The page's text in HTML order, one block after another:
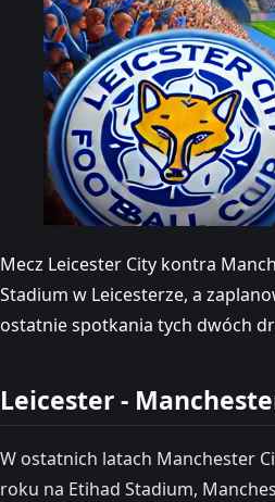
Mecz Leicester City kontra
Stadium w Leicesterze, a
ostatnie spotkania tych dwóch
Leicester -
W ostatnich latach Manchester
roku na Etihad Stadium,